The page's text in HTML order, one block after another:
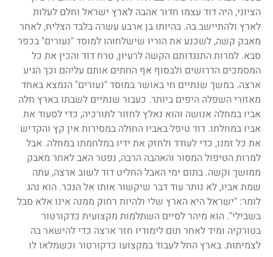
הציוני, היה דוד עצמו חדור אהבה לארץ ישראל וחלם לעלות
לארץ ולהתיישב בה. בהיותו בן ארבע עשרה בלבד הצליח, לאחר
מאבק קשה, לשכנע את הוריו שישלחוהו למוסד "נעורים" בכפר
סבא. למרות התנגדותם הקשה לרעיון, טרח דוד והכין את כל
המסמכים הדרושים ולבסוף אף החתים אותם עליהם וכך הגיע
ארצה. במשך שנתיים חי באושר במוסד "נעורים" הנמצא באחד
מאזורי השפלה היפים ביותר. כעבור שנתיים לשבתו בארץ חלה
אביו במחלה אנושה והוא נאלץ לחזור לתורכיה, כדי לסעוד את
אביו במחלתו. דוד טיפל באביו החולה במסירות אין קץ והקדיש
את כל זמנו, כדי לעודד ולחזק את ידיו במלחמתו במחלה. אבל
למרות הטיפול המסור והאהבה הרבה, נפטר האב לאחר מאבק
ממושך וקשה. בתום ימי האבל החליט דוד לשוב ארצה, עתה
שמת אביו, לא נותר עוד דבר שיקשור אותו אל הנכר. הוא נהג
לומר: "ישראל היא הארץ שלי ולהיות רחוק ממנה אינו אלא סבל
בשבילי". הוא מיהר לסיים השתלמות מקצועית כדקורטור
בטורקיה ומיד לאחר תום לימודיו חזר ארצה כדי להישאר בה
לצמיתות. בארץ החל לעבוד במקצועו כדקורטור וכשמלאו לו